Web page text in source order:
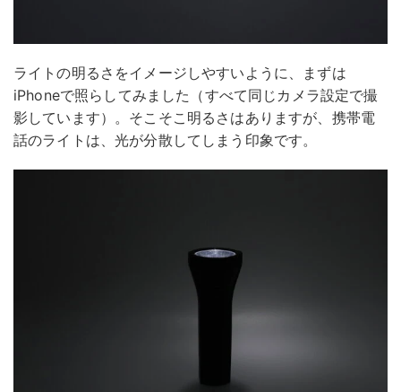
ライトの明るさをイメージしやすいように、まずは
iPhoneで照らしてみました（すべて同じカメラ設定で撮
影しています）。そこそこ明るさはありますが、携帯電
話のライトは、光が分散してしまう印象です。